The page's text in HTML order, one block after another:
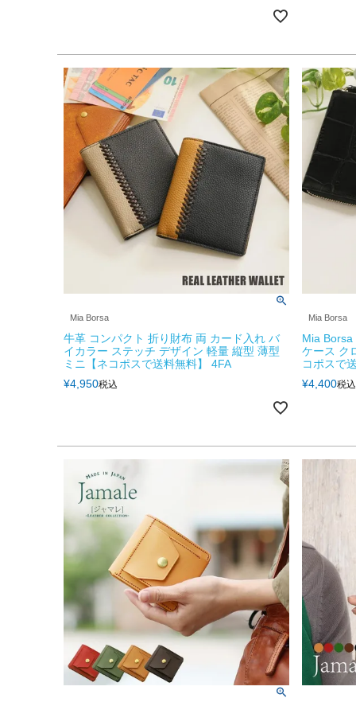
Mia Borsa
牛革 コンパクト 折り財布 両 カード入れ バ
イカラー ステッチ デザイン 軽量 縦型 薄型
ミニ【ネコポスで送料無料】 4FA
¥4,950税込
Mia Borsa
Mia Borsa
ケース ク
コポスで
¥4,400税込